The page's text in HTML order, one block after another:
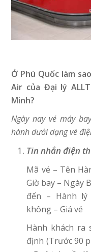
Ở Phú Quốc làm
Air của Đại lý
Minh?
Ngày nay vé máy
hành dưới dạng vé
Tin nhắn điện
Mã vé – Tên
Giờ bay – Ngày
đến – Hành
không – Giá vé
Hành khách ra
định (Trước 90